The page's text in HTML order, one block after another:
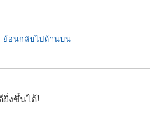
ย้อนกลับไปด้านบน
ยิ่งขึ้นได้!